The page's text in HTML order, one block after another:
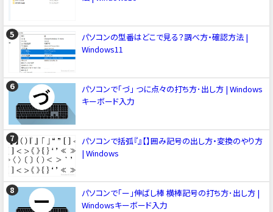
パソコンの型番はどこで見る？調べ方・確認方法 |
Windows11
パソコンで「づ」 つに点々の打ち方･出し方 | Windows
キーボード入力
パソコンで括弧『』【】囲み記号の出し方・変換のやり方
| Windows
パソコンで「ー」伸ばし棒 横棒記号の打ち方･出し方 |
Windowsキーボード入力